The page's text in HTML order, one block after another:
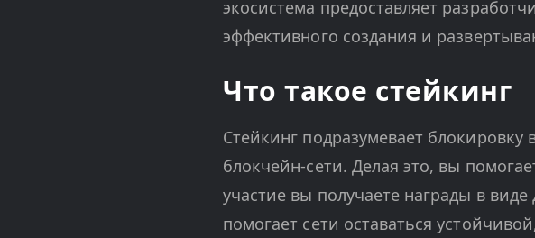
экосистема предоставляет
эффективного создания и
Что такое стейкинг
Стейкинг подразумевает
блокчейн-сети. Делая это, вы
участие вы получаете награды в
помогает сети оставаться